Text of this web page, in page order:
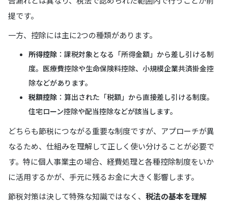
提です。
一方、控除には主に2つの種類があります。
所得控除 ：課税対象となる「所得金額」から差し引ける制
度。医療費控除や生命保険料控除、小規模企業共済掛金控
除などがあります。
税額控除 ：算出された「税額」から直接差し引ける制度。
住宅ローン控除や配当控除などが該当します。
どちらも節税につながる重要な制度ですが、アプローチが異
なるため、仕組みを理解して正しく使い分けることが必要で
す。特に個人事業主の場合、経費処理と各種控除制度をいか
に活用するかが、手元に残るお金に大きく影響します。
節税対策は決して特殊な知識ではなく、 税法の基本を理解